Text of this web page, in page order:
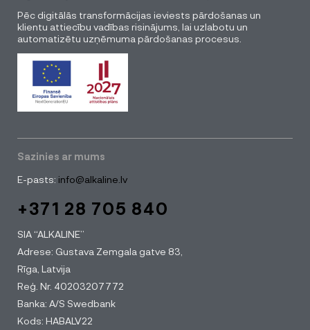
Pēc digitālās transformācijas ieviests pārdošanas un
klientu attiecību vadības risinājums, lai uzlabotu un
automatizētu uzņēmuma pārdošanas procesus.
Sazinies ar mums
E-pasts: info@alkaline.lv
+371 28 705 840
SIA “ALKALINE”
Adrese: Gustava Zemgala gatve 83,
Rīga, Latvija
Reģ. Nr. 40203207772
Banka: A/S Swedbank
Kods: HABALV22